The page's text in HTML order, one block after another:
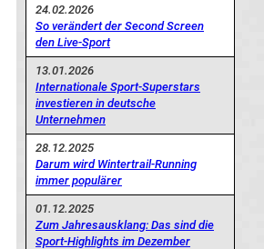
24.02.2026
So verändert der Second Screen
den Live-Sport
13.01.2026
Internationale Sport-Superstars
investieren in deutsche
Unternehmen
28.12.2025
Darum wird Wintertrail-Running
immer populärer
01.12.2025
Zum Jahresausklang: Das sind die
Sport-Highlights im Dezember